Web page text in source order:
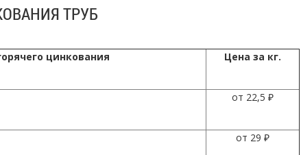
ТРУБ
цинкования Цена за кг.
от 22,5 ₽
от 29 ₽